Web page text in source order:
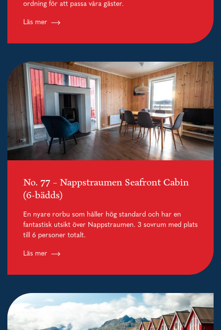
ordning för att passa våra gäster.
Läs mer
No. 77 – Nappstraumen Seafront Cabin
(6-bädds)
En nyare rorbu som håller hög standard och har en
fantastisk utsikt över Nappstraumen. 3 sovrum med plats
till 6 personer totalt.
Läs mer